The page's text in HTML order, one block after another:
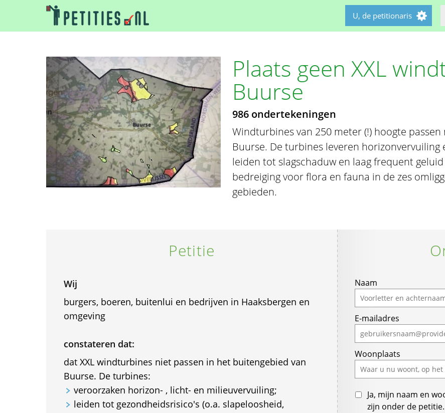
U, de petitionaris
Plaats geen XXL
Buurse
986 ondertekeningen
Windturbines van 250 meter (!) hoogte
Buurse. De turbines leveren horizonvervuiling
leiden tot slagschaduw en laag frequent
bedreiging voor flora en fauna in de zes
gebieden.
Petitie
Wij
burgers, boeren, buitenlui en bedrijven in Haaksbergen en
omgeving
constateren dat:
dat XXL windturbines niet passen in het buitengebied van
Buurse. De turbines:
veroorzaken horizon- , licht- en milieuvervuiling;
leiden tot gezondheidsrisico's (o.a. slapeloosheid,
Naam
E-mailadres
Woonplaats
Ja, mijn naam en
zijn onder de petitie.